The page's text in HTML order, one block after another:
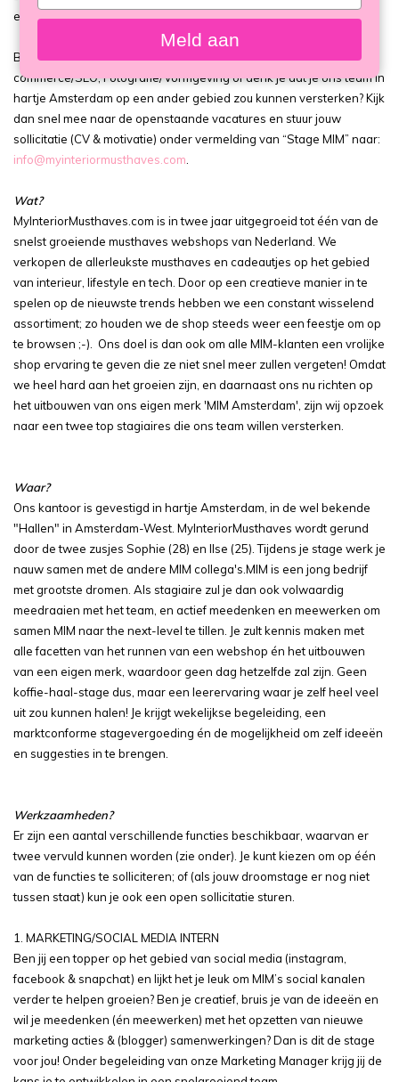
en daar hebben we JOU voor nodig :)
Ben jij een topper op het gebied van Marketing/Social Media, E-
commerce/SEO, Fotografie/Vormgeving of denk je dat je ons team in
hartje Amsterdam op een ander gebied zou kunnen versterken? Kijk
dan snel mee naar de openstaande vacatures en stuur jouw
sollicitatie (CV & motivatie) onder vermelding van “Stage MIM” naar:
info@myinteriormusthaves.com
Wat?
MyInteriorMusthaves.com is in twee jaar uitgegroeid tot één van de
snelst groeiende musthaves webshops van Nederland. We
verkopen de allerleukste musthaves en cadeautjes op het gebied
van interieur, lifestyle en tech. Door op een creatieve manier in te
spelen op de nieuwste trends hebben we een constant wisselend
assortiment; zo houden we de shop steeds weer een feestje om op
te browsen ;-). Ons doel is dan ook om alle MIM-klanten een vrolijke
shop ervaring te geven die ze niet snel meer zullen vergeten! Omdat
we heel hard aan het groeien zijn, en daarnaast ons nu richten op
het uitbouwen van ons eigen merk 'MIM Amsterdam', zijn wij opzoek
naar een twee top stagiaires die ons team willen versterken.
Waar?
Ons kantoor is gevestigd in hartje Amsterdam, in de wel bekende
"Hallen" in Amsterdam-West. MyInteriorMusthaves wordt gerund
door de twee zusjes Sophie (28) en Ilse (25). Tijdens je stage werk je
nauw samen met de andere MIM collega's.MIM is een jong bedrijf
met grootste dromen. Als stagiaire zul je dan ook volwaardig
meedraaien met het team, en actief meedenken en meewerken om
samen MIM naar the next-level te tillen. Je zult kennis maken met
alle facetten van het runnen van een webshop én het uitbouwen
van een eigen merk, waardoor geen dag hetzelfde zal zijn. Geen
koffie-haal-stage dus, maar een leerervaring waar je zelf heel veel
uit zou kunnen halen! Je krijgt wekelijkse begeleiding, een
marktconforme stagevergoeding én de mogelijkheid om zelf ideeën
en suggesties in te brengen.
Werkzaamheden?
Er zijn een aantal verschillende functies beschikbaar, waarvan er
twee vervuld kunnen worden (zie onder). Je kunt kiezen om op één
van de functies te solliciteren; of (als jouw droomstage er nog niet
tussen staat) kun je ook een open sollicitatie sturen.
1. MARKETING/SOCIAL MEDIA INTERN
Ben jij een topper op het gebied van social media (instagram,
facebook & snapchat) en lijkt het je leuk om MIM’s social kanalen
verder te helpen groeien? Ben je creatief, bruis je van de ideeën en
wil je meedenken (én meewerken) met het opzetten van nieuwe
marketing acties & (blogger) samenwerkingen? Dan is dit de stage
voor jou! Onder begeleiding van onze Marketing Manager krijg jij de
your
email
Meld aan